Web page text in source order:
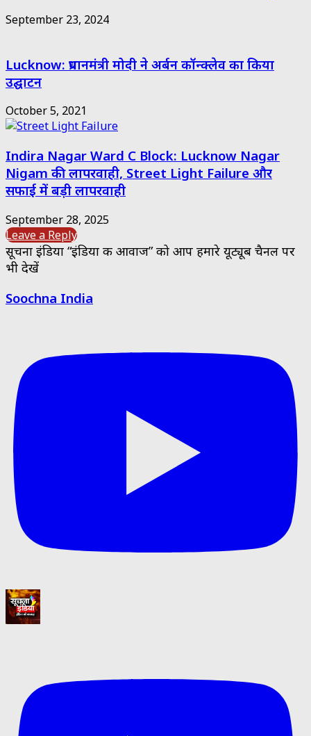
September 23, 2024
Lucknow: प्रधानमंत्री मोदी ने अर्बन कॉन्क्लेव का किया
उद्घाटन
October 5, 2021
Indira Nagar Ward C Block: Lucknow Nagar
Nigam की लापरवाही, Street Light Failure और
सफाई में बड़ी लापरवाही
September 28, 2025
Leave a Reply
सूचना इंडिया “इंडिया की आवाज” को आप हमारे यूट्यूब चैनल पर
भी देखें
Soochna India